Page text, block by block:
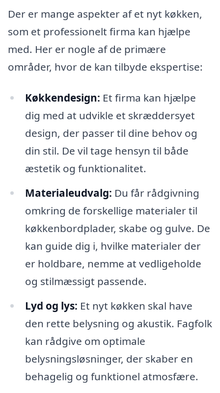
Der er mange aspekter af et nyt køkken,
som et professionelt firma kan hjælpe
med. Her er nogle af de primære
områder, hvor de kan tilbyde ekspertise:
Køkkendesign: Et firma kan hjælpe
dig med at udvikle et skræddersyet
design, der passer til dine behov og
din stil. De vil tage hensyn til både
æstetik og funktionalitet.
Materialeudvalg: Du får rådgivning
omkring de forskellige materialer til
køkkenbordplader, skabe og gulve. De
kan guide dig i, hvilke materialer der
er holdbare, nemme at vedligeholde
og stilmæssigt passende.
Lyd og lys: Et nyt køkken skal have
den rette belysning og akustik. Fagfolk
kan rådgive om optimale
belysningsløsninger, der skaber en
behagelig og funktionel atmosfære.